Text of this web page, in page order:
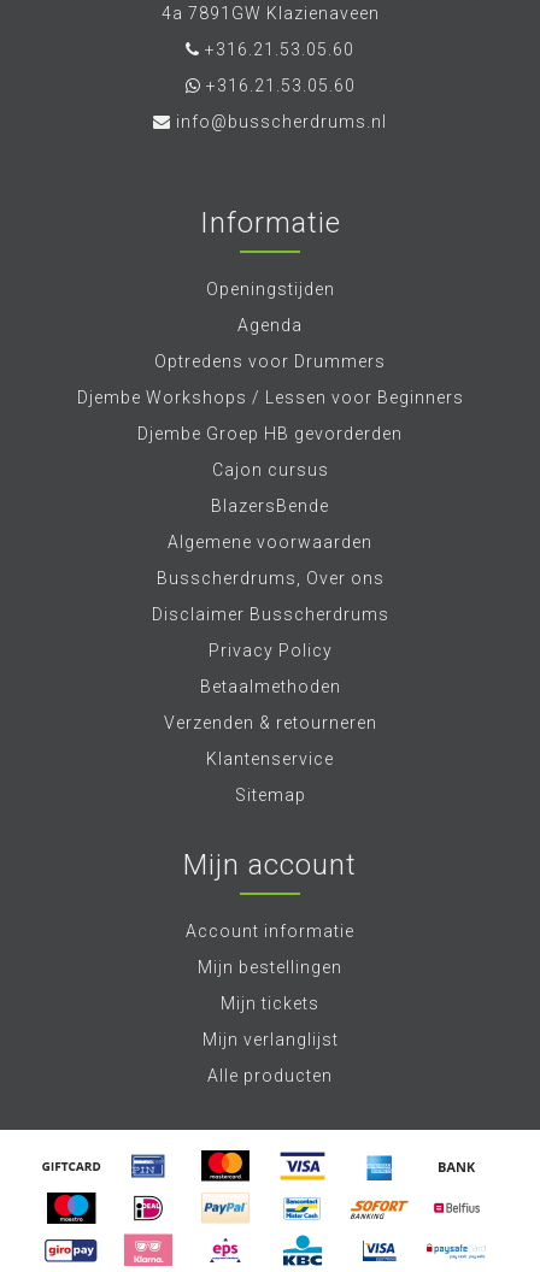
4a 7891GW Klazienaveen
+316.21.53.05.60
+316.21.53.05.60
info@busscherdrums.nl
Informatie
Openingstijden
Agenda
Optredens voor Drummers
Djembe Workshops / Lessen voor Beginners
Djembe Groep HB gevorderden
Cajon cursus
BlazersBende
Algemene voorwaarden
Busscherdrums, Over ons
Disclaimer Busscherdrums
Privacy Policy
Betaalmethoden
Verzenden & retourneren
Klantenservice
Sitemap
Mijn account
Account informatie
Mijn bestellingen
Mijn tickets
Mijn verlanglijst
Alle producten